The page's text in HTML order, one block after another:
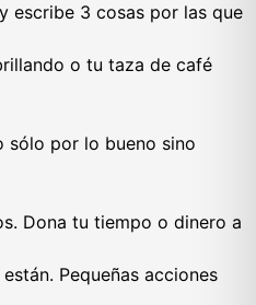
escribe 3 cosas por las que
o tu taza de café
sólo por lo bueno sino
Dona tu tiempo o dinero a
Pequeñas acciones